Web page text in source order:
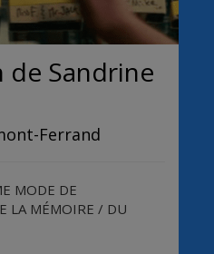
Sandrine
Ferrand
MODE DE
LA MÉMOIRE / DU